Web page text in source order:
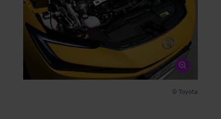
© Toyota